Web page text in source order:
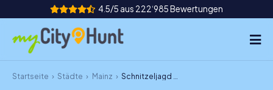
4.5/5 aus 222‘985 Bewertungen
So funktioniert's
Startseite Städte Mainz Schnitzeljagd Mainz